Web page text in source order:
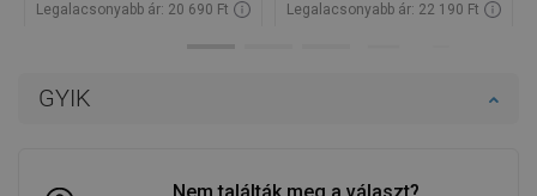
GYIK
Legalacsonyabb ár: 20 690 Ft
Legalacsonyabb ár: 22 190 Ft